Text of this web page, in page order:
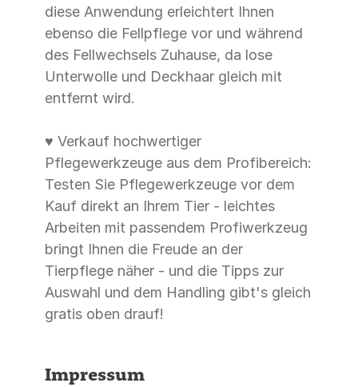
diese Anwendung erleichtert Ihnen
ebenso die Fellpflege vor und während
des Fellwechsels Zuhause, da lose
Unterwolle und Deckhaar gleich mit
entfernt wird.
♥ Verkauf hochwertiger
Pflegewerkzeuge aus dem Profibereich:
Testen Sie Pflegewerkzeuge vor dem
Kauf direkt an Ihrem Tier - leichtes
Arbeiten mit passendem Profiwerkzeug
bringt Ihnen die Freude an der
Tierpflege näher - und die Tipps zur
Auswahl und dem Handling gibt's gleich
gratis oben drauf!
Impressum